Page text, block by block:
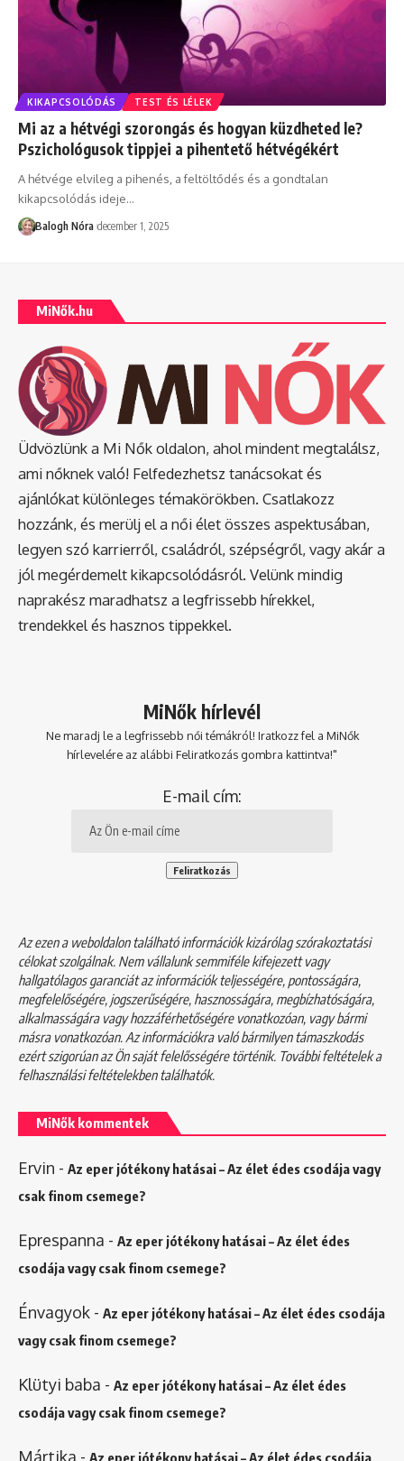
KIKAPCSOLÓDÁS TEST ÉS LÉLEK
Mi az a hétvégi szorongás és hogyan küzdheted le?
Pszichológusok tippjei a pihentető hétvégékért
A hétvége elvileg a pihenés, a feltöltődés és a gondtalan
kikapcsolódás ideje…
Balogh Nóra december 1, 2025
MiNők.hu
Üdvözlünk a Mi Nők oldalon, ahol mindent megtalálsz,
ami nőknek való! Felfedezhetsz tanácsokat és
ajánlókat különleges témakörökben. Csatlakozz
hozzánk, és merülj el a női élet összes aspektusában,
legyen szó karrierről, családról, szépségről, vagy akár a
jól megérdemelt kikapcsolódásról. Velünk mindig
naprakész maradhatsz a legfrissebb hírekkel,
trendekkel és hasznos tippekkel.
MiNők hírlevél
Ne maradj le a legfrissebb női témákról! Iratkozz fel a MiNők
hírlevelére az alábbi Feliratkozás gombra kattintva!"
E-mail cím:
Az ezen a weboldalon található információk kizárólag szórakoztatási
célokat szolgálnak. Nem vállalunk semmiféle kifejezett vagy
hallgatólagos garanciát az információk teljességére, pontosságára,
megfelelőségére, jogszerűségére, hasznosságára, megbízhatóságára,
alkalmasságára vagy hozzáférhetőségére vonatkozóan, vagy bármi
másra vonatkozóan. Az információkra való bármilyen támaszkodás
ezért szigorúan az Ön saját felelősségére történik. További feltételek a
felhasználási feltételekbentalálhatók.
MiNők kommentek
Ervin - Az eper jótékony hatásai – Az élet édes csodája vagy
csak finom csemege?
Eprespanna - Az eper jótékony hatásai – Az élet édes
csodája vagy csak finom csemege?
Énvagyok - Az eper jótékony hatásai – Az élet édes csodája
vagy csak finom csemege?
Klütyi baba - Az eper jótékony hatásai – Az élet édes
csodája vagy csak finom csemege?
Mártika -